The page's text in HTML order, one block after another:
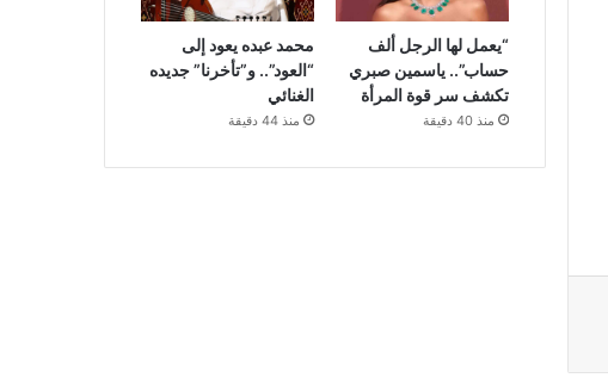
“يعمل لها الرجل ألف
حساب”.. ياسمين صبري
تكشف سر قوة المرأة
منذ 40 دقيقة
محمد عبده يعود إلى
“العود”.. و”تأخرنا” جديده
الغنائي
منذ 44 دقيقة